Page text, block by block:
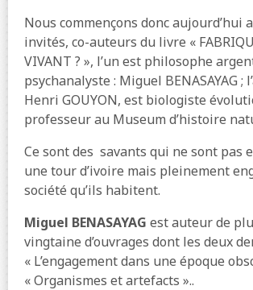
Nous commençons donc aujourd’hui
invités, co-auteurs du livre «
VIVANT ? », l’un est philosophe
psychanalyste : Miguel BENASAYAG ;
Henri GOUYON, est biologiste
professeur au Museum d’histoire
Ce sont des savants qui ne sont pas
une tour d’ivoire mais pleinement
société qu’ils habitent.
Miguel BENASAYAG est auteur de
vingtaine d’ouvrages dont les deux
« L’engagement dans une époque
« Organismes et artefacts »..